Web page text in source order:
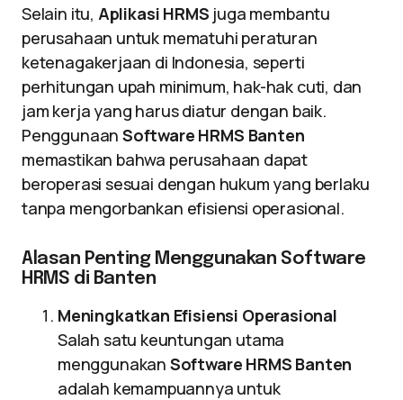
Selain itu, Aplikasi HRMS juga membantu
perusahaan untuk mematuhi peraturan
ketenagakerjaan di Indonesia, seperti
perhitungan upah minimum, hak-hak cuti, dan
jam kerja yang harus diatur dengan baik.
PenggunaanSoftware HRMS Banten
memastikan bahwa perusahaan dapat
beroperasi sesuai dengan hukum yang berlaku
tanpa mengorbankan efisiensi operasional.
Alasan Penting Menggunakan Software
HRMS di Banten
Meningkatkan Efisiensi Operasional
Salah satu keuntungan utama
menggunakan Software HRMS Banten
adalah kemampuannya untuk